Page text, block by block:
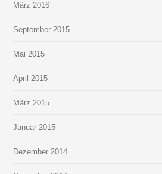
März 2016
September 2015
Mai 2015
April 2015
März 2015
Januar 2015
Dezember 2014